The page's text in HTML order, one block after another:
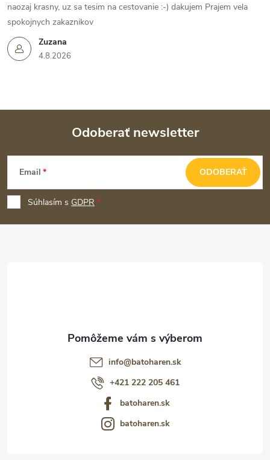
Zuzana
4.8.2026
naozaj krasny, uz sa tesim na cestovanie :-) dakujem Prajem vela
spokojnych zakaznikov
Z
p
ä
Odoberať newsletter
Email
Súhlasím s GDPR
ODOBERAŤ
info@batoharen.sk
+421 222 205 461
batoharen.sk
batoharen.sk